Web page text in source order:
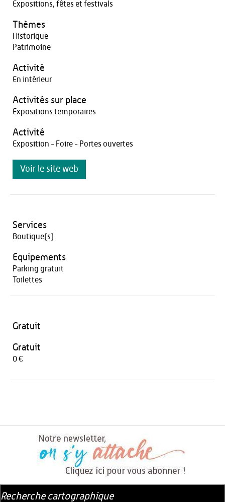
Expositions, fêtes et festivals
Thèmes
Historique
Patrimoine
Activité
En intérieur
Activités sur place
Expositions temporaires
Activité
Exposition - Foire - Portes ouvertes
Voir le site web
Services
Boutique(s)
Equipements
Parking gratuit
Toilettes
Gratuit
Gratuit
0 €
Recherche cartographique